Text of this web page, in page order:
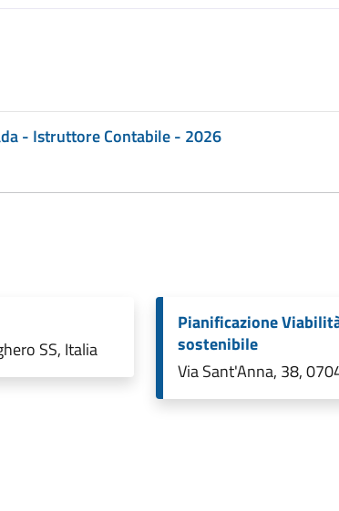
- Istruttore Contabile - 2026
SS, Italia
Pianificazione
sostenibile
Via Sant'Anna, 38,